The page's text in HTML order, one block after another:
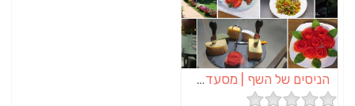
הניסים של השף | מסעדת שף בבית | ארוחות גורמה